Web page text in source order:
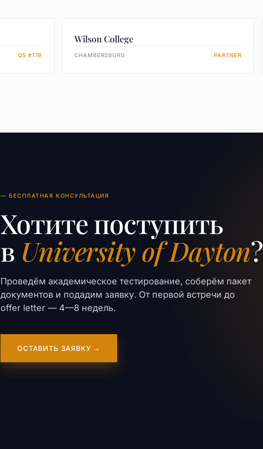
QS #179
Wilson College
CHAMBERSBURG PARTNER
— БЕСПЛАТНАЯ КОНСУЛЬТАЦИЯ
Хотите поступить
в University of Dayton?
Проведём академическое тестирование, соберём пакет
документов и подадим заявку. От первой встречи до
offer letter — 4—8 недель.
ОСТАВИТЬ ЗАЯВКУ →